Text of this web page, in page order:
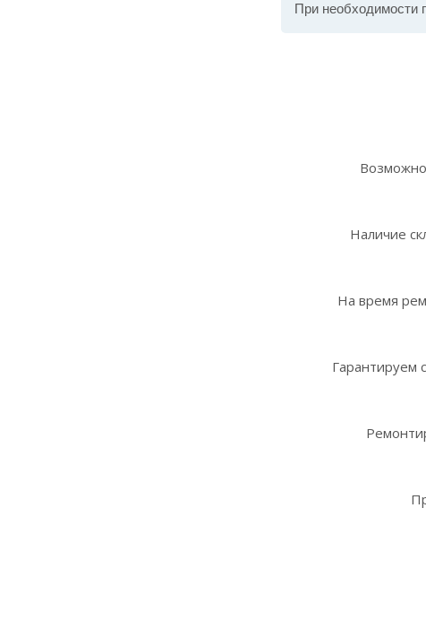
При необходимости
Наличие
На время
Гарантируем